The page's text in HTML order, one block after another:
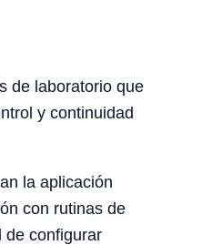
de laboratorio que
y continuidad
la aplicación
con rutinas de
de configurar